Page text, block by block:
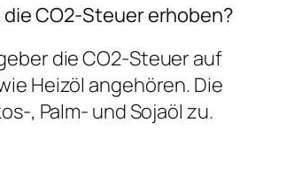
CO2-Steuer erhoben?
die CO2-Steuer auf
Heizöl angehören. Die
, Palm- und Sojaöl zu.